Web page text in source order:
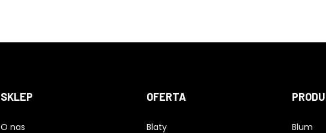
SKLEP
O nas
OFERTA
Blaty
Blum